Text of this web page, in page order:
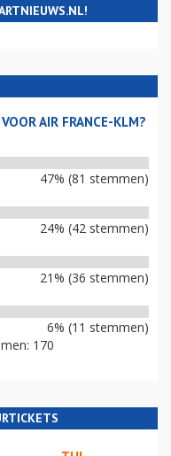
AIR FRANCE-KLM?
47% (81 stemmen)
24% (42 stemmen)
21% (36 stemmen)
6% (11 stemmen)
170